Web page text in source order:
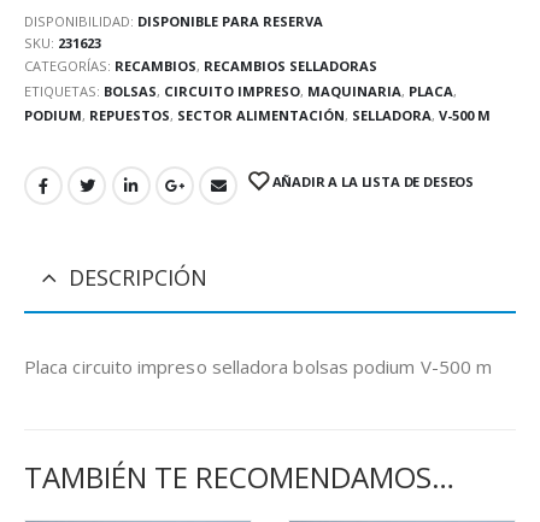
DISPONIBILIDAD: DISPONIBLE PARA RESERVA
SKU: 231623
CATEGORÍAS: RECAMBIOS, RECAMBIOS SELLADORAS
ETIQUETAS: BOLSAS, CIRCUITO IMPRESO, MAQUINARIA, PLACA,
PODIUM, REPUESTOS, SECTOR ALIMENTACIÓN, SELLADORA, V-500 M
AÑADIR A LA LISTA DE DESEOS
DESCRIPCIÓN
Placa circuito impreso selladora bolsas podium V-500 m
TAMBIÉN TE RECOMENDAMOS…